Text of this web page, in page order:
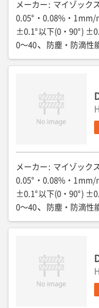
メーカー : マイゾックス
0.05°・0.08%・1mm/
±0.1°以下(0・90°)
0〜40
防塵・防滴性
寸法(mm):
メーカー : マイゾックス
0.05°・0.08%・1mm/
±0.1°以下(0・90°)
0〜40
防塵・防滴性
寸法(mm):